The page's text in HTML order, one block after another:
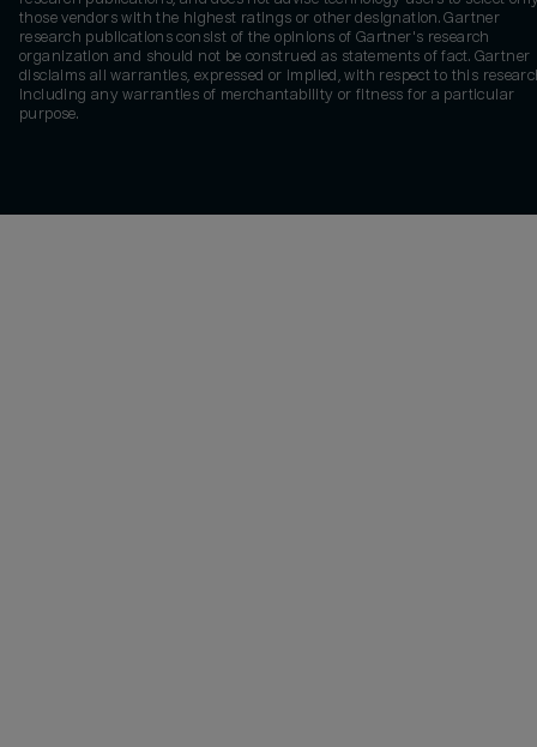
those vendors with the highest ratings or other designation. Gartner
research publications consist of the opinions of Gartner's research
organization and should not be construed as statements of fact. Gartner
disclaims all warranties, expressed or implied, with respect to this
including any warranties of merchantability or fitness for a particular
purpose.